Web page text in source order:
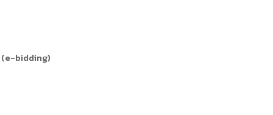
(e-bidding)